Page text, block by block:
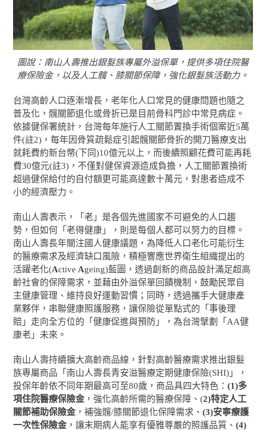
圖說：南山人壽推出銀髮族專屬外溢保單，提供多項住院醫
療保險金，以及人工髖、膝關節保障，強化銀髮族活動力。
台灣高齡人口逐漸增長，老年化人口常見的健康問題也隨之
普及化，髖關節退化或骨折已是目前骨科門診中常見病症。
依據健保署統計，台灣每年施行人工關節置換手術個案近5萬
件(註2)，每年因骨質疏鬆症引起髖關節骨折的開刀醫療支出
就耗費約新台幣(下同)10億元以上，而後續照顧花費可能再耗
費30億元(註3)，不僅對健保資源造成負擔，人工關節置換術
超過健保給付的自付額更可能高達數十萬元，對患者造成不
小的經濟壓力。
南山人壽表示，「老」是各個先進國家不可避免的人口趨
勢，但如何「老得健康」，則是每個人都可以努力的目標。
南山人壽長年關注國人健康議題，為降低人口老化可能衍生
的醫療需求及經濟缺口風險，積極響應世界衛生組織提出的
活躍老化(Active Ageing)藍圖，透過創新的商品設計滿足超高
齡社會的保障需求，並藉由外溢保單回饋機制，鼓勵民眾自
主健康管理、維持良好運動習慣；同時，透過攜手大健康產
業夥伴，串聯健康照護服務，讓保險從單點式的「事後理
賠」走向全方位的「健康促進與預防」，為台灣擘劃「AA健
康老」未來。
南山人壽持續擴大高齡商品線，針對高齡醫療需求推出銀髮
族專屬商品「南山人壽長青安溢醫療定期健康保險(SHI)」，
投保年齡依不同年期最高可至80歲，商品具四大特色：(1)多
項住院醫療保險金，強化高齡所需的醫療保障、(2)特定人工
關節補助保險金，補強髖/膝關節退化保障需求、(3)安寧療護
一次性保險金，讓末期病人能享有優雅尊嚴的照護品質、(4)